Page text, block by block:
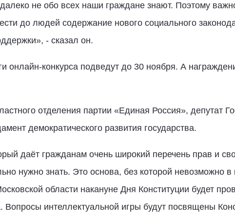
не обо всех наши граждане знают. Поэтому
до людей содержание нового социального
- сказал он.
онлайн-конкурса подведут до 30 ноября. А
отделения партии «Единая Россия», депутат
демократического развития государства.
даёт гражданам очень широкий перечень прав и
нужно знать. Это основа, без которой невозможно в
области накануне Дня Конституции будет
интеллектуальной игры будут посвящены